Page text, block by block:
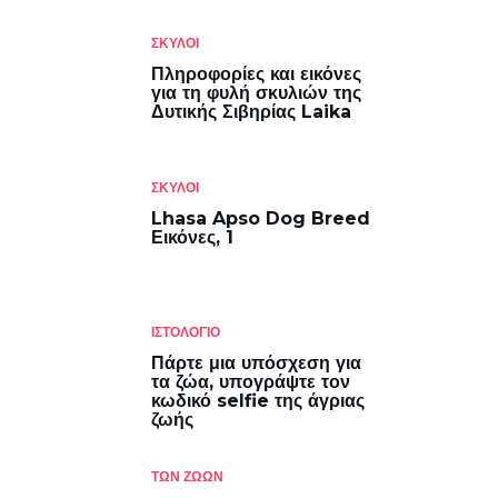
ΣΚΎΛΟΙ
Πληροφορίες και εικόνες
για τη φυλή σκυλιών της
Δυτικής Σιβηρίας Laika
ΣΚΎΛΟΙ
Lhasa Apso Dog Breed
Εικόνες, 1
ΙΣΤΟΛΌΓΙΟ
Πάρτε μια υπόσχεση για
τα ζώα, υπογράψτε τον
κωδικό selfie της άγριας
ζωής
ΤΩΝ ΖΏΩΝ